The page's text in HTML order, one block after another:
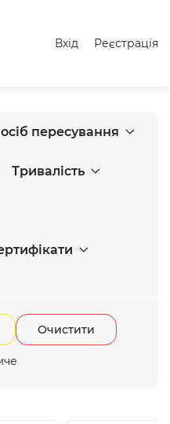
Вхід Реєстрація
пересування
Тривалість
Очистити